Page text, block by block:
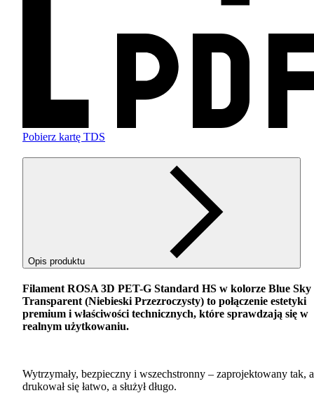
Pobierz kartę TDS
Opis produktu
Filament ROSA 3D PET-G Standard HS w kolorze Blue Sky
Transparent (Niebieski Przezroczysty) to połączenie estetyki
premium i właściwości technicznych, które sprawdzają się w
realnym użytkowaniu.
Wytrzymały, bezpieczny i wszechstronny – zaprojektowany tak,
drukował się łatwo, a służył długo.